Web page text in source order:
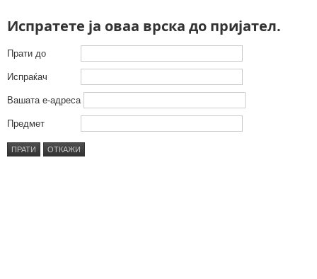
Испратете ја оваа врска до пријател.
Прати до
Испраќач
Вашата е-адреса
Предмет
ПРАТИ ОТКАЖИ